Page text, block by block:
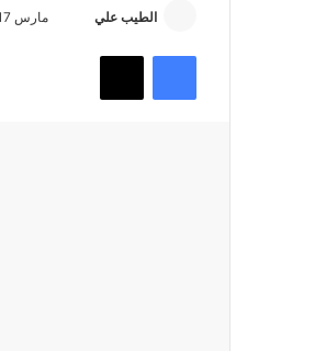
الطيب علي مارس 17, 2025
فيسبوك تويتر